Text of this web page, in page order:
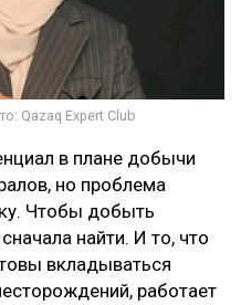
Qazaq Expert Club
в плане добычи
но проблема
Чтобы добыть
найти. И то, что
вкладываться
работает